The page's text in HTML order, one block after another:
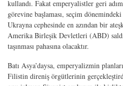
kullandı. Fakat emperya­listler geri
görevine başlaması, seçim
Ukrayna cephesinde en azından bir
Amerika Birleşik Devletleri (ABD)
taşınması pahasına olacaktır.
Batı Asya’daysa, emperyalizmin
Filistin dire­niş örgütlerinin